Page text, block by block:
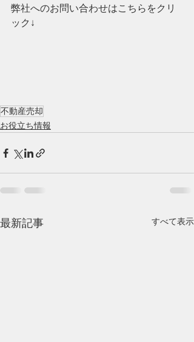
弊社へのお問い合わせはこちらをクリ
ック↓
不動産売却
お役立ち情報
最新記事 すべて表示